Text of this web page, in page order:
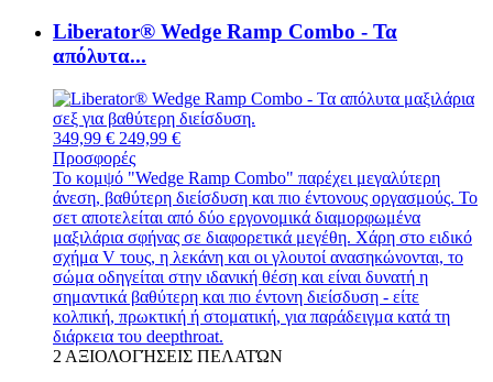
Liberator® Wedge Ramp Combo - Τα
απόλυτα...
349,99 € 249,99 €
Προσφορές
Το κομψό "Wedge Ramp Combo" παρέχει μεγαλύτερη
άνεση, βαθύτερη διείσδυση και πιο έντονους οργασμούς. Το
σετ αποτελείται από δύο εργονομικά διαμορφωμένα
μαξιλάρια σφήνας σε διαφορετικά μεγέθη. Χάρη στο ειδικό
σχήμα V τους, η λεκάνη και οι γλουτοί ανασηκώνονται, το
σώμα οδηγείται στην ιδανική θέση και είναι δυνατή η
σημαντικά βαθύτερη και πιο έντονη διείσδυση - είτε
κολπική, πρωκτική ή στοματική, για παράδειγμα κατά τη
διάρκεια του deepthroat.
2 ΑΞΙΟΛΟΓΉΣΕΙΣ ΠΕΛΑΤΏΝ